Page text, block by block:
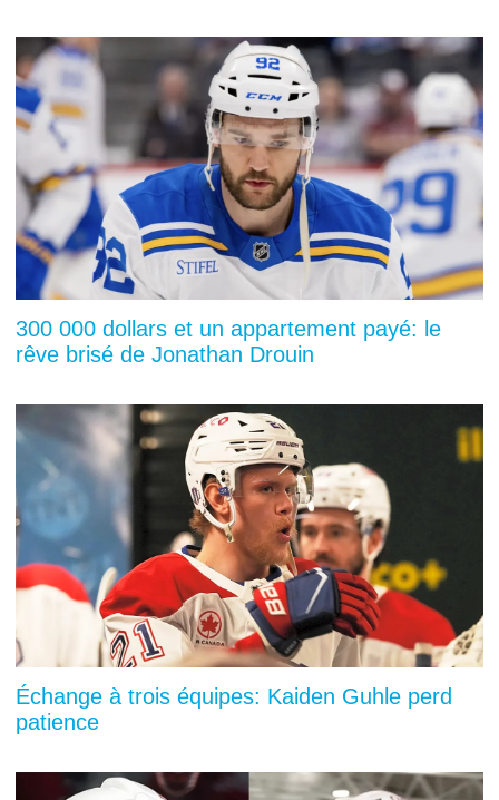
300 000 dollars et un appartement payé: le
rêve brisé de Jonathan Drouin
Échange à trois équipes: Kaiden Guhle perd
patience